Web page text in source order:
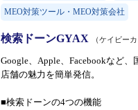
MEO対策ツール・MEO対策会社
検索ドーンGYAX （ケイビー
Google、Apple、Facebookなど
店舗の魅力を簡単発信。
■検索ドーンの4つの機能